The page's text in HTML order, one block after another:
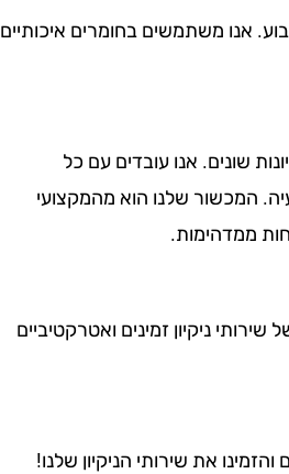
אנו משתמשים בחומרים איכותיים
ניסיון רב בסוגי נקיונות שונים. אנו עובדים עם כל
המכשור שלנו הוא מהמקצועי
ממדהימות.
ניקיון זמינים ואטרקטיביים
את שירותי הניקיון שלנו!